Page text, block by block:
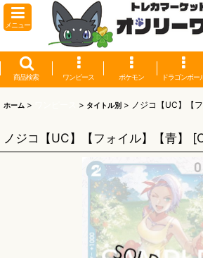
メニュー
商品検索 ワンピース ポケモン ドラゴンボー
ホーム > > タイトル別 > ノジコ【UC】【
ノジコ【UC】【フォイル】【青】 [